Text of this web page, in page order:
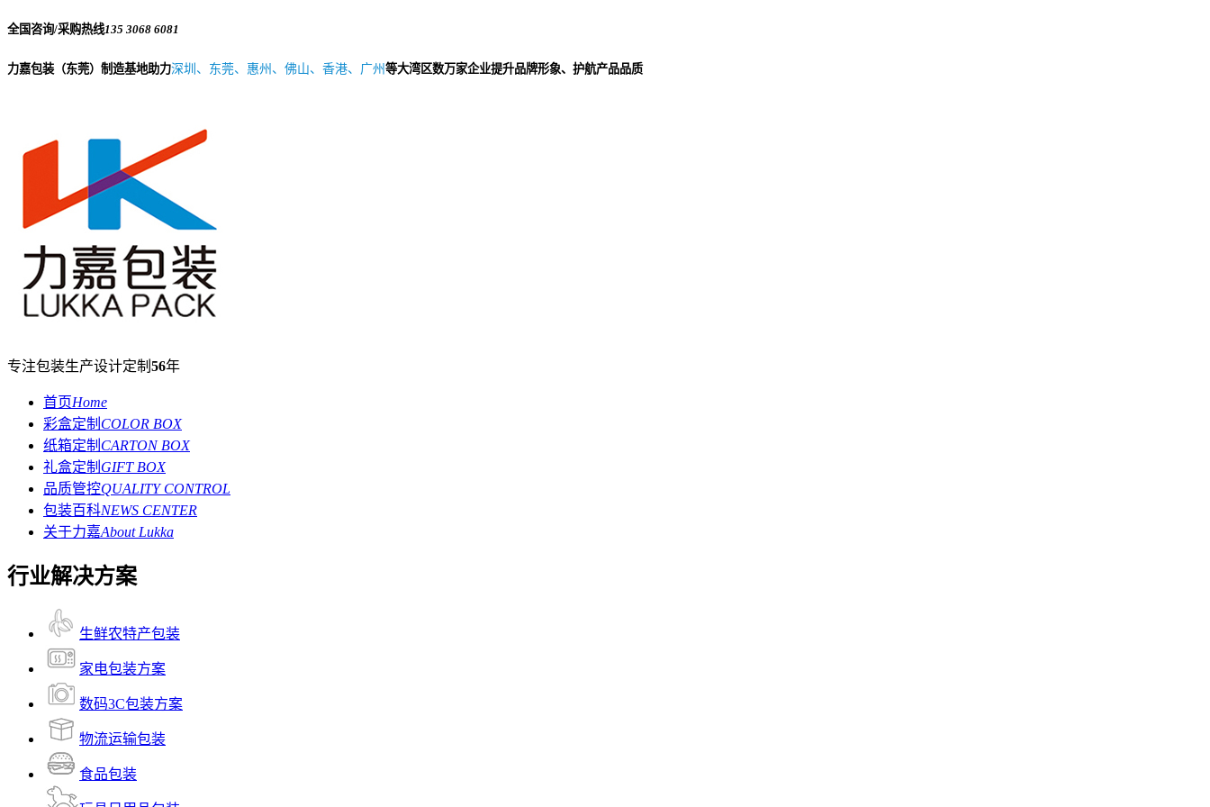
全国咨询/采购热线135 3068 6081
力嘉包装（东莞）制造基地助力深圳、东莞、惠州、佛山、香港、广州 等大湾区数万家企业提升品牌形象、护航产品品质
专注包装生产设计定制 56年
首页Home
彩盒定制 COLOR BOX
纸箱定制 CARTON BOX
礼盒定制 GIFT BOX
品质管控QUALITY CONTROL
包装百科NEWS CENTER
关于力嘉About Lukka
行业解决方案
生鲜农特产包装
家电包装方案
数码3C包装方案
物流运输包装
食品包装